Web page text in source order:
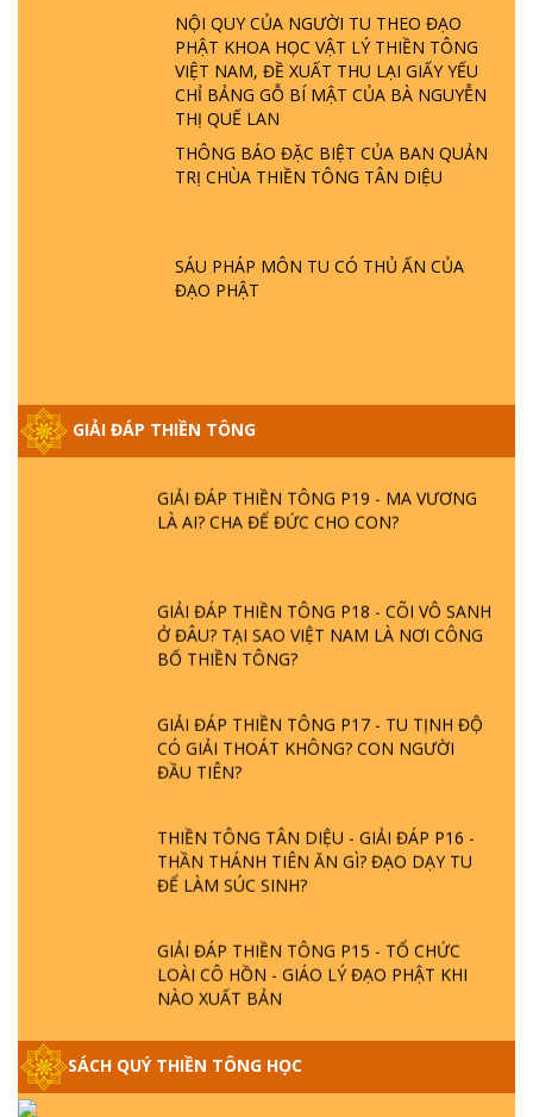
NỘI QUY CỦA NGƯỜI TU THEO ĐẠO
PHẬT KHOA HỌC VẬT LÝ THIỀN TÔNG
VIỆT NAM, ĐỀ XUẤT THU LẠI GIẤY YẾU
CHỈ BẢNG GỖ BÍ MẬT CỦA BÀ NGUYỄN
THỊ QUẾ LAN
THÔNG BÁO ĐẶC BIỆT CỦA BAN QUẢN
TRỊ CHÙA THIỀN TÔNG TÂN DIỆU
SÁU PHÁP MÔN TU CÓ THỦ ẤN CỦA
ĐẠO PHẬT
GIẢI ĐÁP THIỀN TÔNG
GIẢI ĐÁP THIỀN TÔNG ĐẶC BIỆT P22 - TẠI
SAO TRÁI ĐẤT NHIỀU THIÊN TAI - LŨ LỤT
- HỎA HOẠN | TTTD
GIẢI ĐÁP THIỀN TÔNG ĐẶC BIỆT P21 - TẠI
SAO ĐỨC PHẬT BƯỚC ĐI 7 BƯỚC TRÊN
HOA SEN ? | TTTD
NGỌC LÂM VỀ PHẬT GIỚI
DO ĐÂU MÀ CÓ?
LÀ AI? CHA ĐỂ ĐỨC CHO CON?
Ở ĐÂU? TẠI SAO VIỆT NAM LÀ NƠI CÔNG
BỐ THIỀN TÔNG?
CÓ GIẢI THOÁT KHÔNG? CON NGƯỜI
ĐẦU TIÊN?
THẦN THÁNH TIÊN ĂN GÌ? ĐẠO DẠY TU
ĐỂ LÀM SÚC SINH?
LOÀI CÔ HỒN - GIÁO LÝ ĐẠO PHẬT KHI
NÀO XUẤT BẢN
NGUỒN GỐC ÂM LỊCH DƯƠNG LỊCH -
TẦNG BÌNH LƯU LỚN ĐẾN ĐÂU
SÁCH QUÝ THIỀN TÔNG HỌC